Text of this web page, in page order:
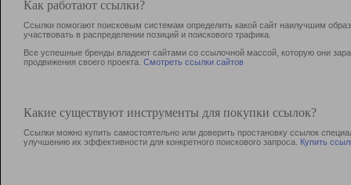
Как работают ссылки?
Ссылки помогают поисковым системам определить какой сайт наилучшим
участвовать в раcпределении позиций и поискового трафика.
Все успешные бренды владеют сайтами со ссылочной массой, которую они
продвижения своего проекта. Смотреть ссылки сайтов
Какие существуют инструменты для покупки ссылок?
Ссылки можно купить самостоятельно или доверить простановку ссылок
улучшению их эффективности для конкретного поискового запроса. Купить